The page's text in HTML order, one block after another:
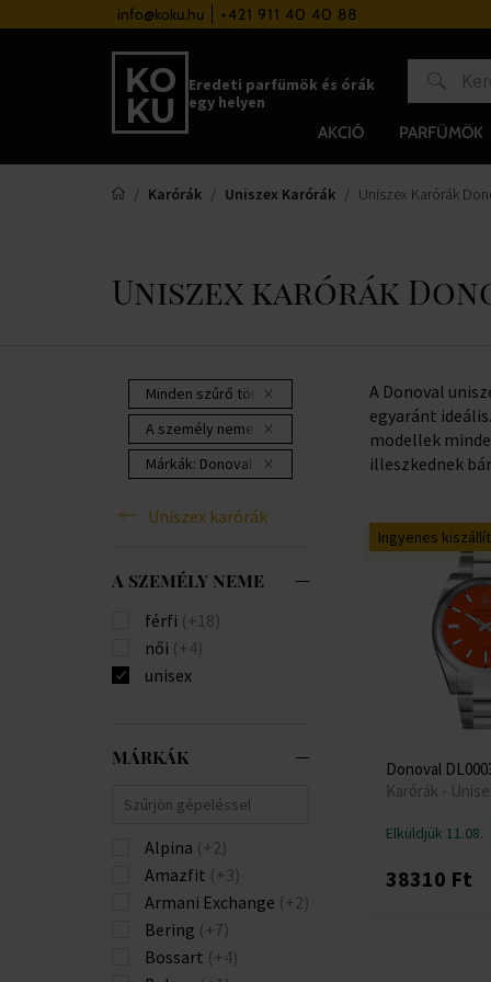
info@koku.hu +421 911 40 40 88
Hűségrendszer
Eredeti parfümök és órák
egy helyen
AKCIÓ PARFÜMÖK
Karórák Uniszex Karórák Uniszex Karórák
Uniszex karórák
Minden szűrő törlése
A személy neme:
unisex
Márkák: Donoval
Uniszex karórák
A SZEMÉLY NEME
férfi (+18)
női (+4)
unisex
MÁRKÁK
Alpina (+2)
Amazfit (+3)
Armani Exchange (+2)
Bering (+7)
Bossart (+4)
A Donoval
egyaránt
modellek
illeszkednek
Ingyenes
Donoval
Karórák -
Elküldjük 11.08.
38310 Ft